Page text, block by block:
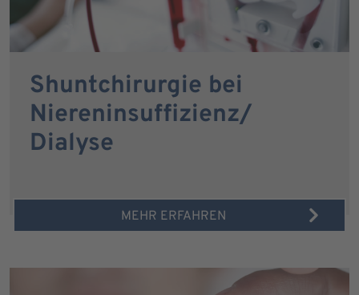
Shuntchirurgie bei
Niereninsuffizienz/
Dialyse
MEHR ERFAHREN